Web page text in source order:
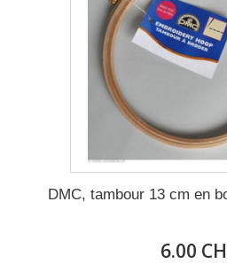
DMC, tambour 13 cm en
6.00